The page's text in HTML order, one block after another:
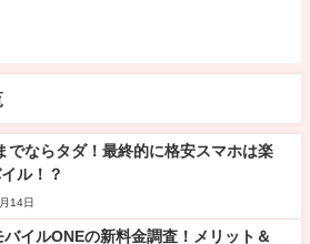
でならタダ！最終的に格安スマホは楽
ル！？
14日
バイルONEの新料金調査！メリット＆